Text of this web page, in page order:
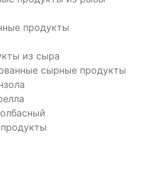
продукты
из сыра
сырные продукты